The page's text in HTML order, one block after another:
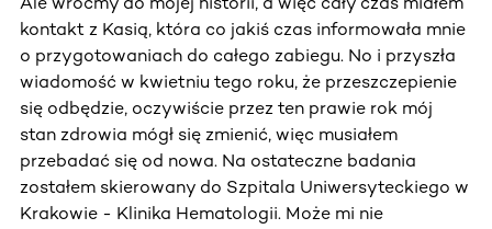
kontakt z Kasią, która co jakiś czas informowała mnie
o przygotowaniach do całego zabiegu. No i przyszła
wiadomość w kwietniu tego roku, że przeszczepienie
się odbędzie, oczywiście przez ten prawie rok mój
stan zdrowia mógł się zmienić, więc musiałem
przebadać się od nowa. Na ostateczne badania
zostałem skierowany do Szpitala Uniwersyteckiego w
Krakowie - Klinika Hematologii. Może mi nie